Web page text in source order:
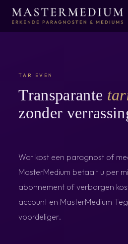
TARIEVEN
Transparante
zonder
Wat kost een paragnost of
MasterMedium betaalt u per
abonnement of verborgen
account en MasterMedium
voordeliger.